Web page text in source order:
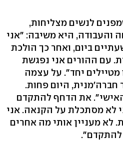
לנשים מצליחות,
והעבודה, היא משיבה: "אני
ביום, ואחר כך הולכת
עם ההורים אני נפגשת
מטיילים יחד". על עצמה
חברה'מנית, היום פחות.
האישי". את הדחף להתקדם
לא מסתכלת על הקנאה. אני
לא מעניין אותי מה אחרים
להתקדם".